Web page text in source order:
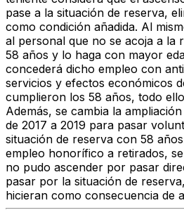
pase a la situación de reserva,
como condición añadida. Al
al personal que no se acoja a la
58 años y lo haga con mayor
concederá dicho empleo con
servicios y efectos económicos
cumplieron los 58 años, todo
Además, se cambia la
de 2017 a 2019 para pasar
situación de reserva con 58
empleo honorífico a retirados,
no pudo ascender por pasar
pasar por la situación de
hicieran como consecuencia de